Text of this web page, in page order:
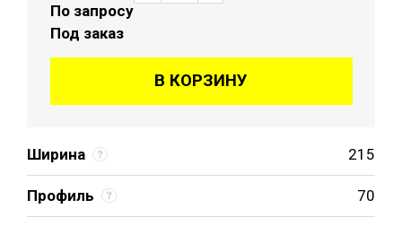
Ширина 215
Профиль 70
По запросу
Под заказ
В КОРЗИНУ